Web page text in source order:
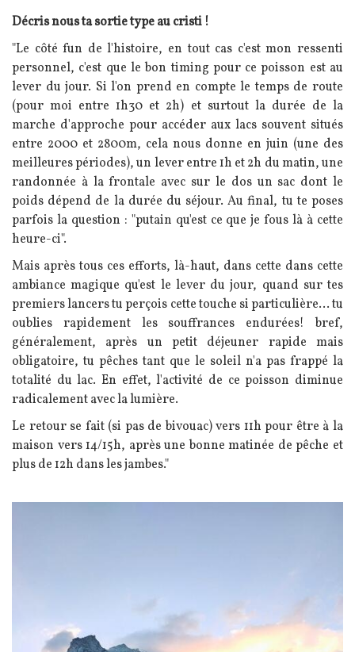
Texte
Décris nous ta sortie type au cristi !
"Le côté fun de l'histoire, en tout cas c'est mon ressenti
personnel, c'est que le bon timing pour ce poisson est au
lever du jour. Si l'on prend en compte le temps de route
(pour moi entre 1h30 et 2h) et surtout la durée de la
marche d'approche pour accéder aux lacs souvent situés
entre 2000 et 2800m, cela nous donne en juin (une des
meilleures périodes), un lever entre 1h et 2h du matin, une
randonnée à la frontale avec sur le dos un sac dont le
poids dépend de la durée du séjour. Au final, tu te poses
parfois la question : "putain qu'est ce que je fous là à cette
heure-ci".
Mais après tous ces efforts, là-haut, dans cette dans cette
ambiance magique qu'est le lever du jour, quand sur tes
premiers lancers tu perçois cette touche si particulière... tu
oublies rapidement les souffrances endurées! bref,
généralement, après un petit déjeuner rapide mais
obligatoire, tu pêches tant que le soleil n'a pas frappé la
totalité du lac. En effet, l'activité de ce poisson diminue
radicalement avec la lumière.
Le retour se fait (si pas de bivouac) vers 11h pour être à la
maison vers 14/15h, après une bonne matinée de pêche et
plus de 12h dans les jambes."